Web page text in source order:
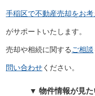
手稲区で不動産売却をお
がサポートいたします。
売却や相続に関する ご相談
問い合わせください。
▼ 物件情報が見